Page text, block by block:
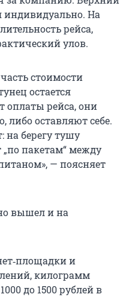
индивидуально. На
рейса,
улов.
стоимости
остается
оплаты рейса, они
либо оставляют себе.
на берегу тушу
пакетам“ между
— поясняет
вышел и на
и
килограмм
до 1500 рублей в